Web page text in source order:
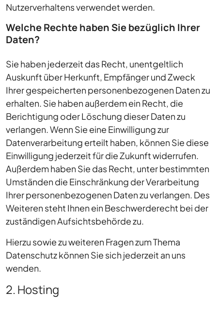
Nutzerverhaltens verwendet werden.
Welche Rechte haben Sie bezüglich Ihrer
Daten?
Sie haben jederzeit das Recht, unentgeltlich
Auskunft über Herkunft, Empfänger und Zweck
Ihrer gespeicherten personenbezogenen Daten zu
erhalten. Sie haben außerdem ein Recht, die
Berichtigung oder Löschung dieser Daten zu
verlangen. Wenn Sie eine Einwilligung zur
Datenverarbeitung erteilt haben, können Sie diese
Einwilligung jederzeit für die Zukunft widerrufen.
Außerdem haben Sie das Recht, unter bestimmten
Umständen die Einschränkung der Verarbeitung
Ihrer personenbezogenen Daten zu verlangen. Des
Weiteren steht Ihnen ein Beschwerderecht bei der
zuständigen Aufsichtsbehörde zu.
Hierzu sowie zu weiteren Fragen zum Thema
Datenschutz können Sie sich jederzeit an uns
wenden.
2. Hosting